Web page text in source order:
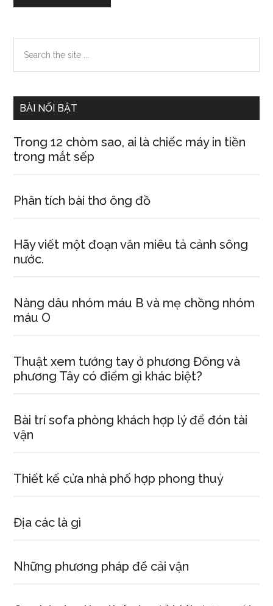
Primary
Sidebar
the
BÀI NỔI BẬT
Trong 12 chòm sao, ai là chiếc máy in tiền
trong mắt sếp
Phân tích bài thơ ông đồ
Hãy viết một đoạn văn miêu tả cảnh sông
nước.
Nàng dâu nhóm máu B và mẹ chồng nhóm
máu O
Thuật xem tướng tay ở phương Đông và
phương Tây có điểm gì khác biệt?
Bài trí sofa phòng khách hợp lý để đón tài
vận
Thiết kế cửa nhà phố hợp phong thuỷ
Địa các là gì
Những phương pháp để cải vận